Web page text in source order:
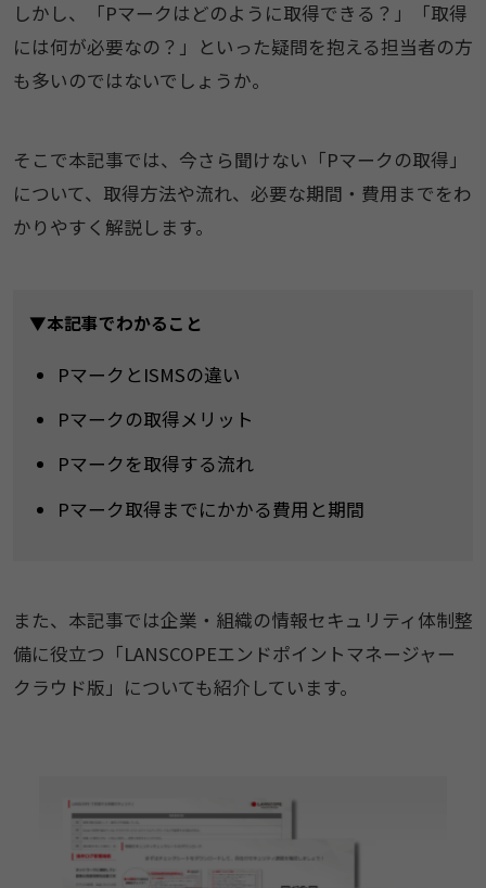
しかし、「Pマークはどのように取得できる？」「取得
には何が必要なの？」といった疑問を抱える担当者の方
も多いのではないでしょうか。
そこで本記事では、今さら聞けない「Pマークの取得」
について、取得方法や流れ、必要な期間・費用までをわ
かりやすく解説します。
▼本記事でわかること
PマークとISMSの違い
Pマークの取得メリット
Pマークを取得する流れ
Pマーク取得までにかかる費用と期間
また、本記事では企業・組織の情報セキュリティ体制整
備に役立つ「LANSCOPEエンドポイントマネージャー
クラウド版」についても紹介しています。